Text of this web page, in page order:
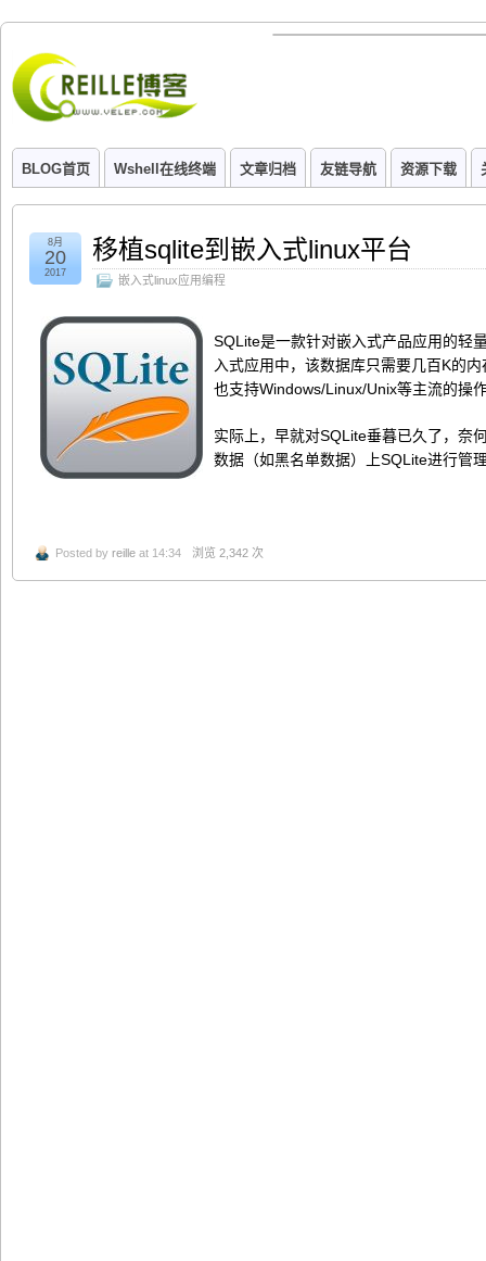
BLOG首页 Wshell在线终端 文章归档 友链导航 资源下载
移植sqlite到嵌入式linux平台
嵌入式linux应用编程
8月
20
2017
SQLite是一款针对嵌入式产品应用的轻
入式应用中，该数据库只需要几百K的
也支持Windows/Linux/Unix等主流的操
实际上，早就对SQLite垂暮已久了，奈
数据（如黑名单数据）上SQLite进行管
Posted by reille at 14:34 浏览 2,342 次